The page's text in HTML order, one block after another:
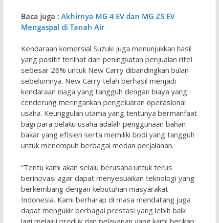
Baca juga : Akhirnya MG 4 EV dan MG ZS EV
Mengaspal di Tanah Air
Kendaraan komersial Suzuki juga menunjukkan hasil
yang positif terlihat dari peningkatan penjualan ritel
sebesar 26% untuk New Carry dibandingkan bulan
sebelumnya. New Carry telah berhasil menjadi
kendaraan niaga yang tangguh dengan biaya yang
cenderung meringankan pengeluaran operasional
usaha. Keunggulan utama yang tentunya bermanfaat
bagi para pelaku usaha adalah penggunaan bahan
bakar yang efisien serta memiliki bodi yang tangguh
untuk menempuh berbagai medan perjalanan.
“Tentu kami akan selalu berusaha untuk terus
berinovasi agar dapat menyesuaikan teknologi yang
berkembang dengan kebutuhan masyarakat
Indonesia. Kami berharap di masa mendatang juga
dapat mengukir berbagai prestasi yang lebih baik
lagi melalui produk dan pelayanan yang kami berikan